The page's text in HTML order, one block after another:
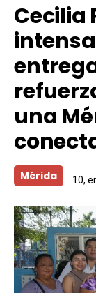
Cecilia
una
Mérida 10,